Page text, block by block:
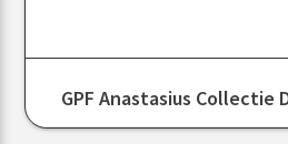
GPF Anastasius Collectie